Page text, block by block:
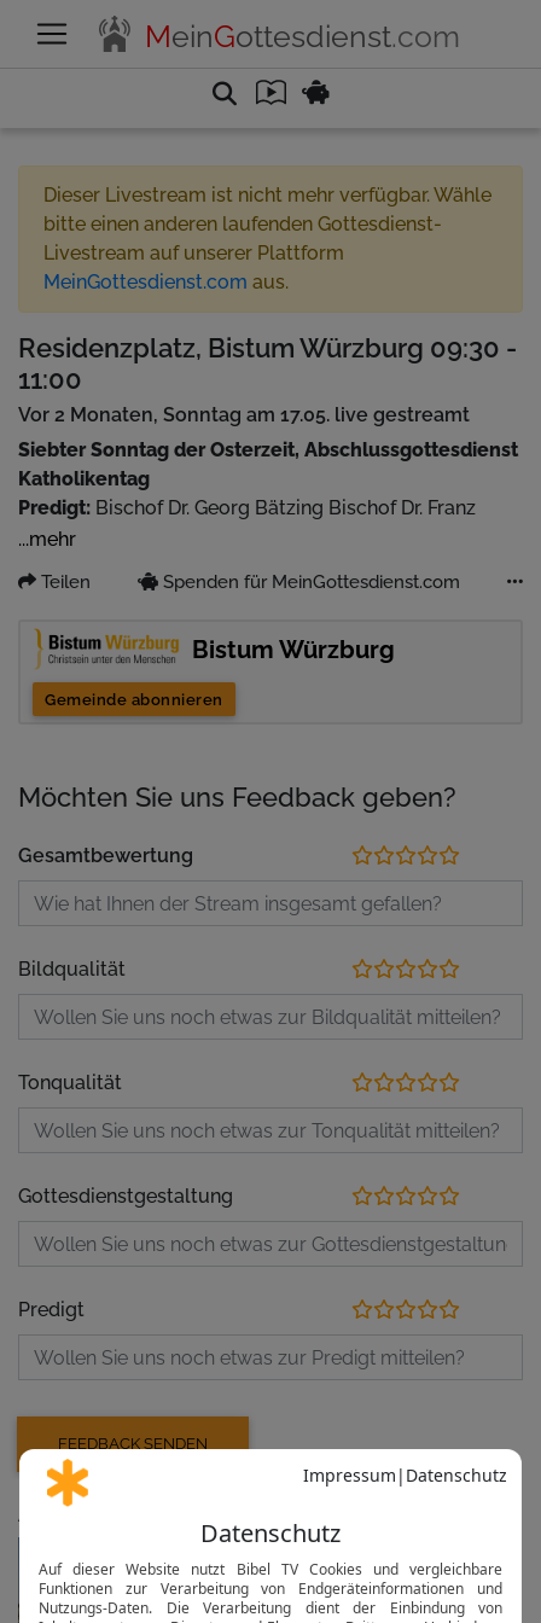
MeinGottesdienst.com
Dieser Livestream ist nicht mehr verfügbar. Wähle
bitte einen anderen laufenden Gottesdienst-
Livestream auf unserer Plattform
MeinGottesdienst.com aus.
Residenzplatz, Bistum Würzburg 09:30 -
11:00
Vor 2 Monaten, Sonntag am 17.05. live gestreamt
Siebter Sonntag der Osterzeit, Abschlussgottesdienst
Katholikentag
Predigt: Bischof Dr. Georg Bätzing Bischof Dr. Franz
Jung
...mehr
Teilen Spenden für MeinGottesdienst.com
Bistum Würzburg
Gemeinde abonnieren
Möchten Sie uns Feedback geben?
Gesamtbewertung
Bildqualität
Tonqualität
Gottesdienstgestaltung
Predigt
Aufzeichnung der letzten Veranstaltungen
Heilige Messe
vor 12 Tagen am 26.07.